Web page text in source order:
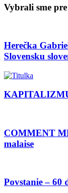
Vybrali sme
Herečka
Slovensku
COMMENT
malaise
Povstanie – 60